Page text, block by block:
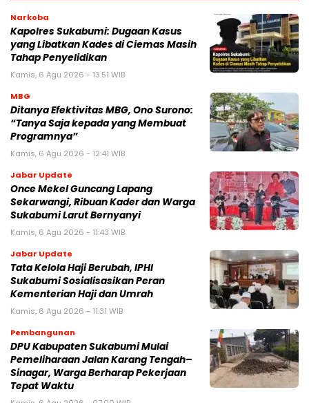
Narkoba
Kapolres Sukabumi: Dugaan Kasus
yang Libatkan Kades di Ciemas Masih
Tahap Penyelidikan
Kamis, 6 Agu 2026 - 13:51 WIB
MBG
‎Ditanya Efektivitas MBG, Ono Surono:
“Tanya Saja kepada yang Membuat
Programnya”‎
Kamis, 6 Agu 2026 - 12:41 WIB
Jabar Update
Once Mekel Guncang Lapang
Sekarwangi, Ribuan Kader dan Warga
Sukabumi Larut Bernyanyi
Kamis, 6 Agu 2026 - 11:43 WIB
Jabar Update
Tata Kelola Haji Berubah, IPHI
Sukabumi Sosialisasikan Peran
Kementerian Haji dan Umrah
Kamis, 6 Agu 2026 - 11:31 WIB
Pembangunan
‎DPU Kabupaten Sukabumi Mulai
Pemeliharaan Jalan Karang Tengah–
Sinagar, Warga Berharap Pekerjaan
Tepat Waktu